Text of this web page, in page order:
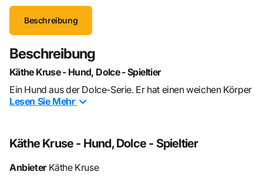
Beschreibung
Beschreibung
Käthe Kruse - Hund, Dolce - Spieltier
Ein Hund aus der Dolce-Serie. Er hat einen weichen Körper
aus braunem und weissem Frottee und trägt ein buntes
Lesen Sie Mehr
Käthe Kruse - Hund, Dolce - Spieltier
AnbieterKäthe Kruse